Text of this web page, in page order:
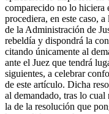
comparecido no lo hiciera
procediera, en este caso,
de la Administración de
rebeldía y dispondrá la
citando únicamente al
ante el Juez que tendrá
siguientes, a celebrar
de este artículo. Dicha
al demandado, tras lo
la de la resolución que